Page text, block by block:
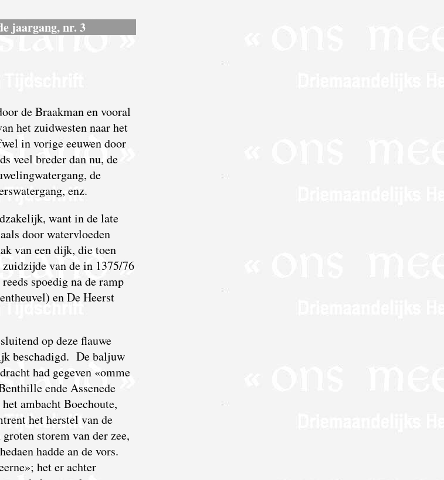
jaargang, nr. 3
de Braakman en vooral
het zuidwesten naar het
in vorige eeuwen door
veel breder dan nu, de
de
enz.
want in de late
door watervloeden
van een dijk, die toen
zuidzijde van de in 1375/76
spoedig na de ramp
en De Heerst
op deze flauwe
beschadigd. De baljuw
had gegeven «omme
ende Assenede
ambacht Boechoute,
het herstel van de
storem van der zee,
hadde an de vors.
het er achter